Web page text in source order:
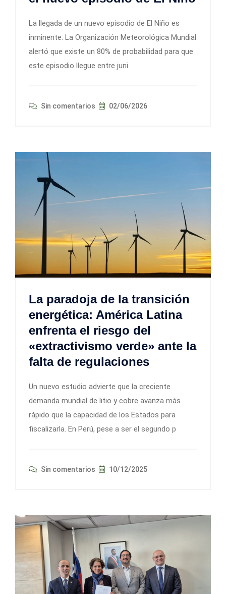
La llegada de un nuevo episodio de El Niño es
inminente. La Organización Meteorológica Mundial
alertó que existe un 80% de probabilidad para que
este episodio llegue entre juni
Sin comentarios 02/06/2026
La paradoja de la transición
energética: América Latina
enfrenta el riesgo del
«extractivismo verde» ante la
falta de regulaciones
Un nuevo estudio advierte que la creciente
demanda mundial de litio y cobre avanza más
rápido que la capacidad de los Estados para
fiscalizarla. En Perú, pese a ser el segundo p
Sin comentarios 10/12/2025